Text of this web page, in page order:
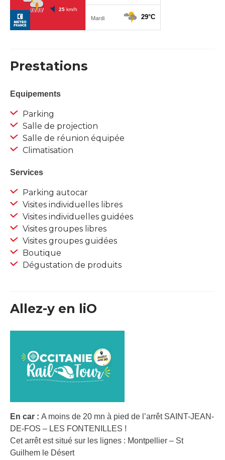
Prestations
Equipements
Parking
Salle de projection
Salle de réunion équipée
Climatisation
Services
Parking autocar
Visites individuelles libres
Visites individuelles guidées
Visites groupes libres
Visites groupes guidées
Boutique
Dégustation de produits
Allez-y en liO
En car : A moins de 20 mn à pied de l’arrêt SAINT-JEAN-
DE-FOS – LES FONTENILLES !
Cet arrêt est situé sur les lignes : Montpellier – St
Guilhem le Désert